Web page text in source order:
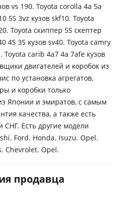
vs 190. Toyota corolla 4a 5a
5S 3vz кузов skf10. Toyota
Toyota скиппер 5S скептер
4S 3S кузов sv40. Toyota camry
Toyota carib 4a7 4a 7afe кузов
двигателей и коробок из
по установка агрегатов,
и коробки только
Японии и эмиратов, с самым
качества, а также есть
СНГ. Есть другие модели
Ford. Honda. Isuzu. Opel.
Chevrolet. Opel.
продавца